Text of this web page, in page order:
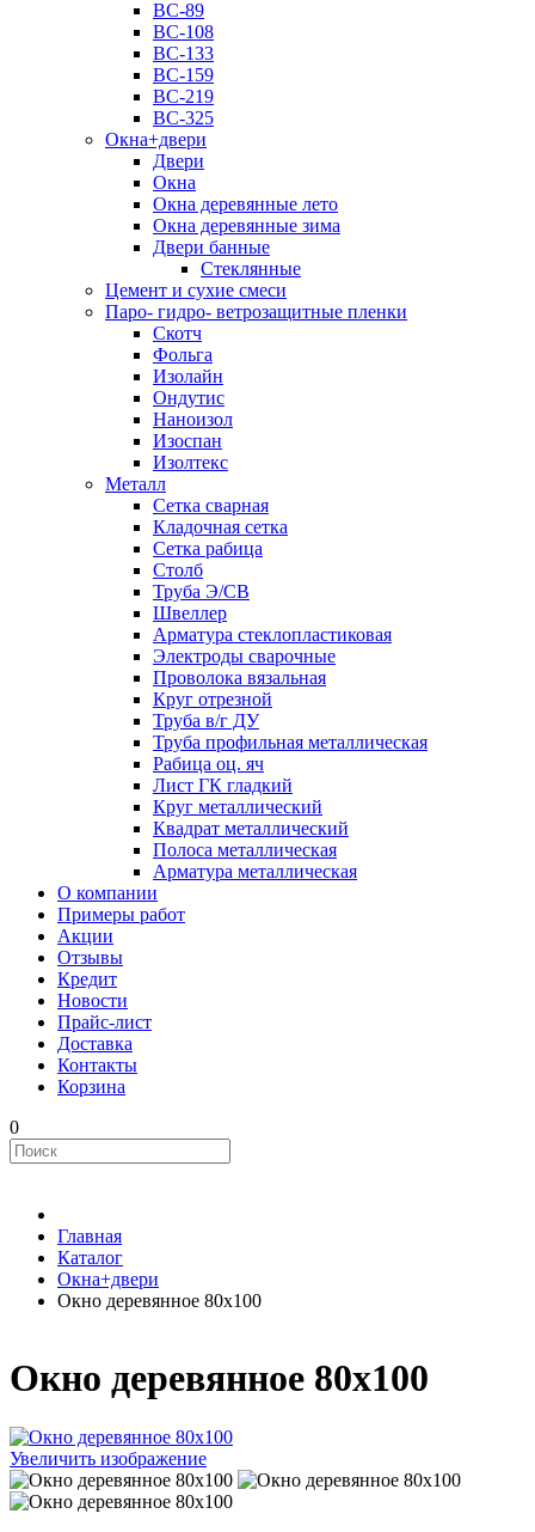
ВС-89
ВС-108
ВС-133
ВС-159
ВС-219
ВС-325
Окна+двери
Двери
Окна
Окна деревянные лето
Окна деревянные зима
Двери банные
Стеклянные
Цемент и сухие смеси
Паро- гидро- ветрозащитные пленки
Скотч
Фольга
Изолайн
Ондутис
Наноизол
Изоспан
Изолтекс
Металл
Сетка сварная
Кладочная сетка
Сетка рабица
Столб
Труба Э/СВ
Швеллер
Арматура стеклопластиковая
Электроды сварочные
Проволока вязальная
Круг отрезной
Труба в/г ДУ
Труба профильная металлическая
Рабица оц. яч
Лист ГК гладкий
Круг металлический
Квадрат металлический
Полоса металлическая
Арматура металлическая
О компании
Примеры работ
Акции
Отзывы
Кредит
Новости
Прайс-лист
Доставка
Контакты
Корзина
0
Главная
Каталог
Окна+двери
Окно деревянное 80х100
Окно деревянное 80х100
Увеличить изображение